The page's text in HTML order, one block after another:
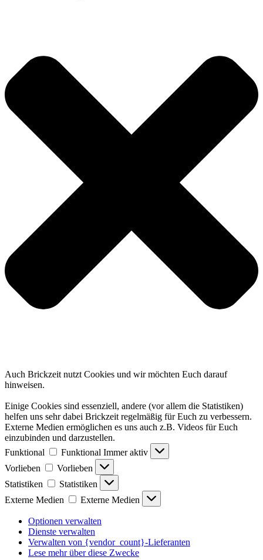
Auch Brickzeit nutzt Cookies und wir möchten Euch darauf
hinweisen.
Einige Cookies sind essenziell, andere (vor allem die Statistiken)
helfen uns sehr dabei Brickzeit regelmäßig für Euch zu verbessern.
Externe Medien ermöglichen es uns auch z.B. Videos für Euch
einzubinden und darzustellen.
Funktional
Funktional Immer aktiv
Vorlieben
Vorlieben
Statistiken
Statistiken
Externe Medien
Externe Medien
Optionen verwalten
Dienste verwalten
Verwalten von {vendor_count}-Lieferanten
Lese mehr über diese Zwecke